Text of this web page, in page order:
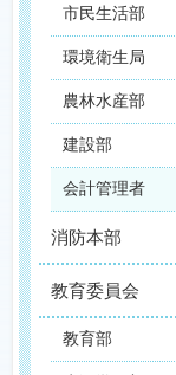
市民生活部
環境衛生局
農林水産部
建設部
会計管理者
消防本部
教育委員会
教育部